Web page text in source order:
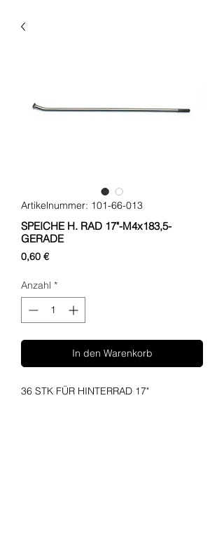
Artikelnummer: 101-66-013
SPEICHE H. RAD 17"-M4x183,5-
GERADE
0,60 €Preis
Anzahl *
In den Warenkorb
36 STK FÜR HINTERRAD 17"